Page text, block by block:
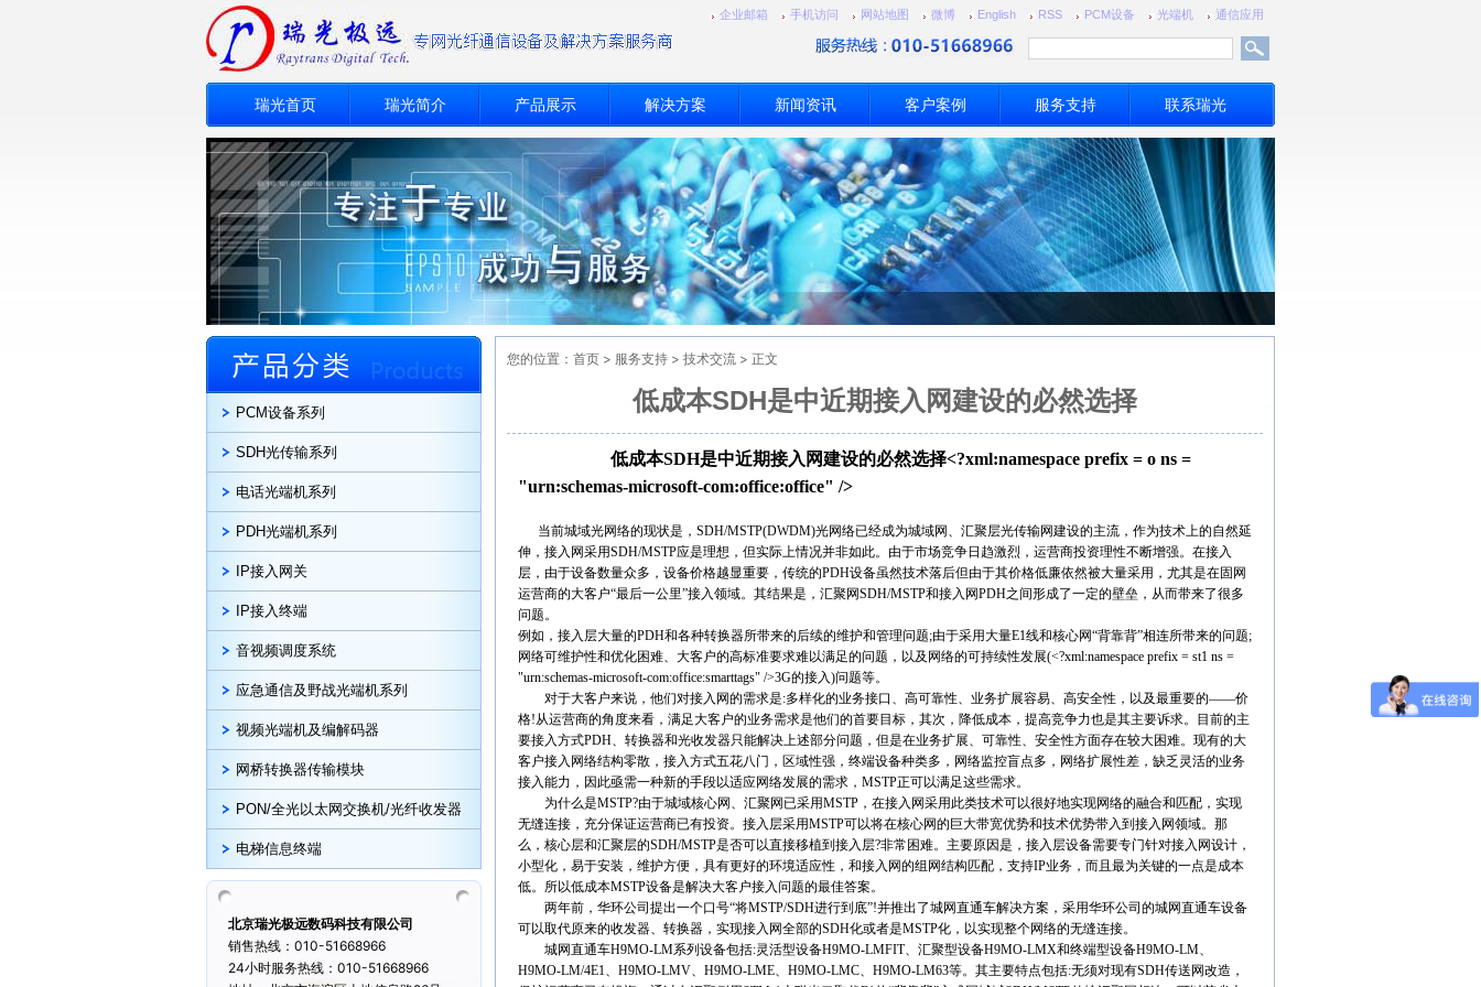
企业邮箱 手机访问 网站地图 微博 English RSS PCM设备 光端机 通信应用
瑞光首页 瑞光简介 产品展示 解决方案 新闻资讯 客户案例 服务支持 联系瑞光
PCM设备系列
SDH光传输系列
电话光端机系列
PDH光端机系列
IP接入网关
IP接入终端
音视频调度系统
应急通信及野战光端机系列
视频光端机及编解码器
网桥转换器传输模块
PON/全光以太网交换机/光纤收发器
电梯信息终端
北京瑞光极远数码科技有限公司
销售热线：010-51668966
24小时服务热线：010-51668966
您的位置： 首页 > 服务支持 > 技术交流 > 正文
低成本SDH是中近期接入网建设的必然选择
低成本SDH是中近期接入网建设的必然选择<?xml:namespace prefix = o ns =
"urn:schemas-microsoft-com:office:office" />
当前城域光网络的现状是， SDH/MSTP(DWDM)光网络已经成为城域网、汇聚层光传输网建设的主流，作为技术上的自然延
伸，接入网采用SDH/MSTP应是理想，但实际上情况并非如此。由于市场竞争日趋激烈，运营商投资理性不断增强。在接入
层，由于设备数量众多，设备价格越显重要，传统的PDH设备虽然技术落后但由于其价格低廉依然被大量采用，尤其是在固网
运营商的大客户“最后一公里”接入领域。其结果是，汇聚网SDH/MSTP和接入网PDH之间形成了一定的壁垒，从而带来了很多
问题。
例如，接入层大量的PDH和各种转换器所带来的后续的维护和管理问题;由于采用大量E1线和核心网“背靠背”相连所带来的问题;
网络可维护性和优化困难、大客户的高标准要求难以满足的问题，以及网络的可持续性发展(<?xml:namespace prefix = st1 ns =
"urn:schemas-microsoft-com:office:smarttags" />3G的接入)问题等。
对于大客户来说，他们对接入网的需求是:多样化的业务接口、高可靠性、业务扩展容易、高安全性，以及最重要的——价
格!从运营商的角度来看，满足大客户的业务需求是他们的首要目标，其次，降低成本，提高竞争力也是其主要诉求。目前的主
要接入方式PDH、转换器和光收发器只能解决上述部分问题，但是在业务扩展、可靠性、安全性方面存在较大困难。现有的大
客户接入网络结构零散，接入方式五花八门，区域性强，终端设备种类多，网络监控盲点多，网络扩展性差，缺乏灵活的业务
接入能力，因此亟需一种新的手段以适应网络发展的需求， MSTP正可以满足这些需求。
为什么是MSTP?由于城域核心网、汇聚网已采用MSTP ，在接入网采用此类技术可以很好地实现网络的融合和匹配，实现
无缝连接，充分保证运营商已有投资。接入层采用MSTP可以将在核心网的巨大带宽优势和技术优势带入到接入网领域。那
么，核心层和汇聚层的SDH/MSTP是否可以直接移植到接入层?非常困难。主要原因是，接入层设备需要专门针对接入网设计，
小型化，易于安装，维护方便，具有更好的环境适应性，和接入网的组网结构匹配，支持IP业务，而且最为关键的一点是成本
低。所以低成本MSTP设备是解决大客户接入问题的最佳答案。
两年前，华环公司提出一个口号“将MSTP/SDH进行到底”!并推出了城网直通车解决方案，采用华环公司的城网直通车设备
可以取代原来的收发器、转换器，实现接入网全部的SDH化或者是MSTP化，以实现整个网络的无缝连接。
城网直通车H9MO-LM系列设备包括:灵活型设备H9MO-LMFIT、汇聚型设备H9MO-LMX和终端型设备H9MO-LM、
H9MO-LM/4E1、 H9MO-LMV、 H9MO-LME、 H9MO-LMC、 H9MO-LM63等。其主要特点包括:无须对现有SDH传送网改造，